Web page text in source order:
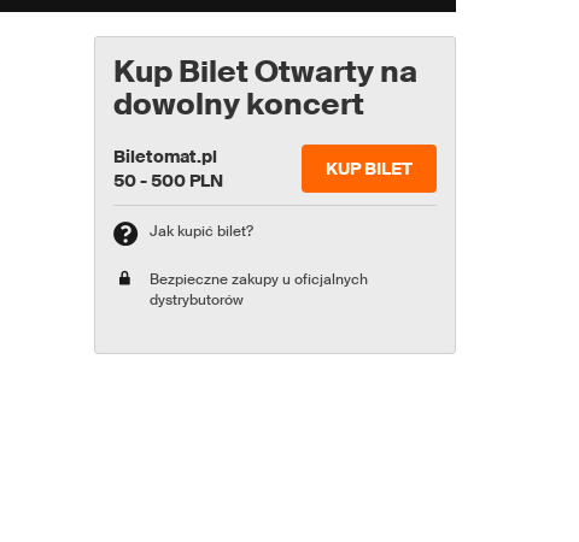
Kup Bilet Otwarty na
dowolny koncert
Biletomat.pl
50 - 500 PLN
KUP BILET
Jak kupić bilet?
Bezpieczne zakupy u oficjalnych
dystrybutorów